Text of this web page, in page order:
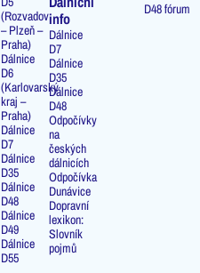
(Rozvadov
– Plzeň –
Praha)
Dálnice
D6
(Karlovarský
kraj –
Praha)
Dálnice
D7
Dálnice
D35
Dálnice
D48
Dálnice
D49
Dálnice
D55
info
Dálnice
D7
Dálnice
D35
Dálnice
D48
Odpočívky
na
českých
dálnicích
Odpočívka
Dunávice
Dopravní
lexikon:
Slovník
pojmů
D48 fórum